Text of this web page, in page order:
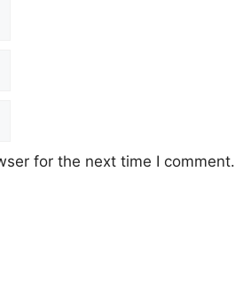
for the next time I comment.